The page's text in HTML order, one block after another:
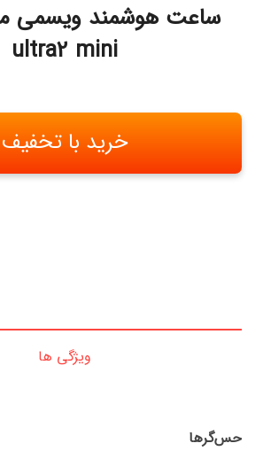
ultra2 mini
خرید با تخفیف
ویژگی ها
حس‌گرها